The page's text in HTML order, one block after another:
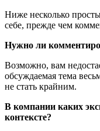
Ниже несколько
себе, прежде чем
Нужно ли
Возможно, вам
обсуждаемая тема
не стать крайним.
В компании каких
контексте?